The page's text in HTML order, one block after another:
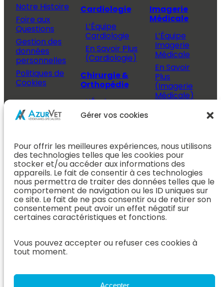
Gérer vos cookies
Pour offrir les meilleures expériences, nous utilisons
des technologies telles que les cookies pour
stocker et/ou accéder aux informations des
appareils. Le fait de consentir à ces technologies
nous permettra de traiter des données telles que le
comportement de navigation ou les ID uniques sur
ce site. Le fait de ne pas consentir ou de retirer son
consentement peut avoir un effet négatif sur
certaines caractéristiques et fonctions.
Vous pouvez accepter ou refuser ces cookies à
tout moment.
Accepter
Notre Histoire
Foire aux
Questions
Gestion des
données
personnelles
Politiques de
Cookies
Propriétaire
Prendre
rendez-vous
Après mon
rendez-vous
Espace
Vétérinaire
cas
Nous rejoindre
AzurVet
Cardiologie
L’Équipe
Cardiologie
En Savoir Plus
(Cardiologie)
Chirurgie &
Orthopédie
L’Équipe
Chirurgie &
Orthopédie
(Chirurgie &
Orthopédie)
Dentisterie &
ORL
L’Équipe
Dentisterie &
ORL
(Dentisterie &
ORL)
L’Équipe
Imagerie
Médicale
L’Équipe
Imagerie
Médicale
En Savoir
Plus
(Imagerie
Médicale)
Médecine
Interne
En Savoir
Plus
(Médecine
Interne)
Neurologie
Neurologie
(Neurologie)